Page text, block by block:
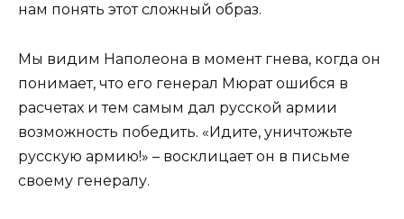
нам понять этот сложный образ.
Мы видим Наполеона в момент гнева, когда он
понимает, что его генерал Мюрат ошибся в
расчетах и тем самым дал русской армии
возможность победить. «Идите, уничтожьте
русскую армию!» – восклицает он в письме
своему генералу.